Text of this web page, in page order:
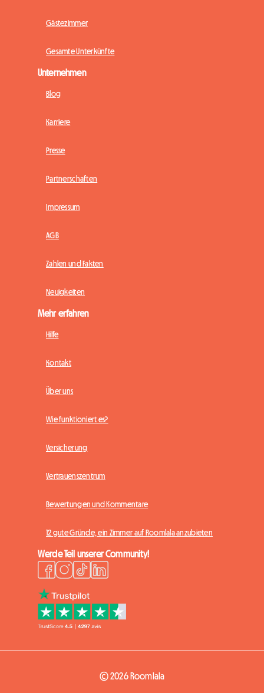
Gästezimmer
Gesamte Unterkünfte
Unternehmen
Blog
Karriere
Presse
Partnerschaften
Impressum
AGB
Zahlen und Fakten
Neuigkeiten
Mehr erfahren
Hilfe
Kontakt
Über uns
Wie funktioniert es?
Versicherung
Vertrauenszentrum
Bewertungen und Kommentare
12 gute Gründe, ein Zimmer auf Roomlala anzubieten
Werde Teil unserer Community!
© 2026 Roomlala